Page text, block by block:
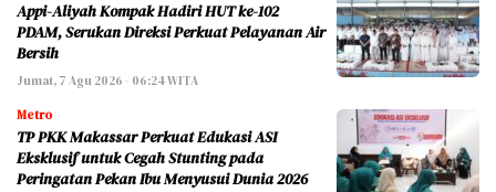
Appi-Aliyah Kompak Hadiri HUT ke-102
PDAM, Serukan Direksi Perkuat Pelayanan Air
Bersih
Jumat, 7 Agu 2026 - 06:24 WITA
Metro
TP PKK Makassar Perkuat Edukasi ASI
Eksklusif untuk Cegah Stunting pada
Peringatan Pekan Ibu Menyusui Dunia 2026